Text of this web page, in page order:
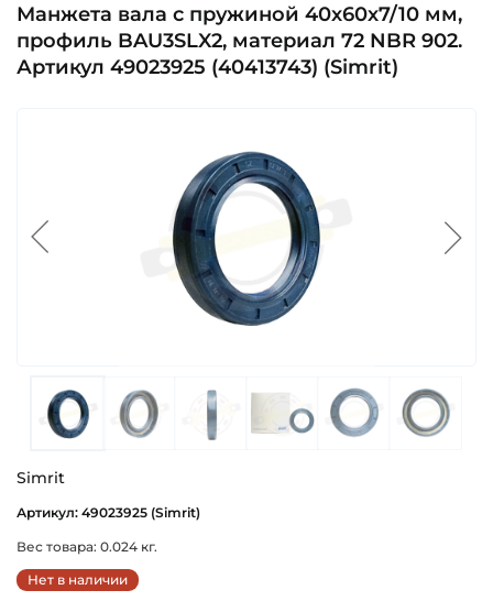
Манжета вала с пружиной 40х60х7/10 мм,
профиль BAU3SLX2, материал 72 NBR 902.
Артикул 49023925 (40413743) (Simrit)
Simrit
Артикул: 49023925 (Simrit)
Вес товара: 0.024 кг.
Нет в наличии